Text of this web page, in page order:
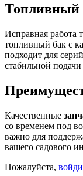
Топливный
Исправная работа
топливный бак с
подходит для
стабильной
Качественные
со временем под
важно для
вашего садового
Пожалуйста,